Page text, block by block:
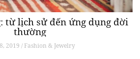
từ lịch sử đến ứng dụng đời
thường
2019 / Fashion & Jewelry